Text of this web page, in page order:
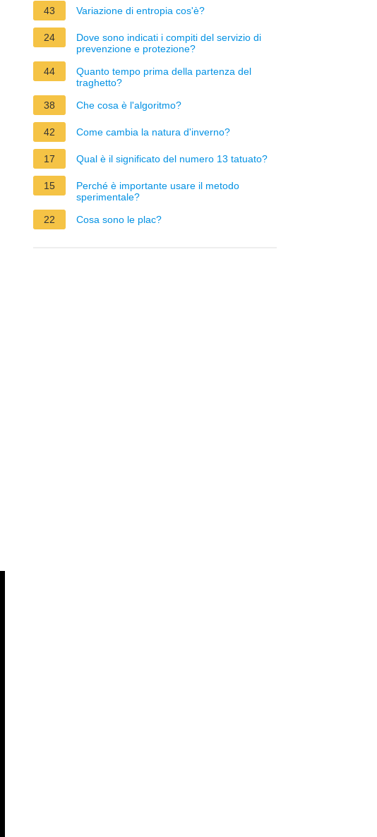
43 Variazione di entropia cos'è?
24
Dove sono indicati i compiti del servizio di
prevenzione e protezione?
44
Quanto tempo prima della partenza del
traghetto?
38
Che cosa è l'algoritmo?
42 Come cambia la natura d'inverno?
17 Qual è il significato del numero 13 tatuato?
15
Perché è importante usare il metodo
sperimentale?
22
Cosa sono le plac?